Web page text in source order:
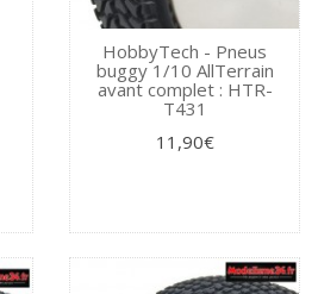
HobbyTech - Pneus
buggy 1/10 AllTerrain
avant complet : HTR-
T431
11,90€